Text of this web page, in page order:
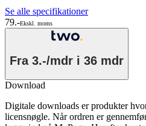
Se alle specifikationer
79.-Ekskl. moms
Fra 3.-/mdr i 36 mdr
Download
Digitale downloads er produkter
licensnøgle. Når ordren er